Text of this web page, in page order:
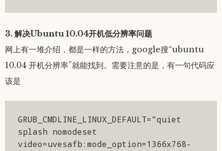
3. 解决Ubuntu 10.04开机低分辨率问题
网上有一堆介绍，都是一样的方法，google搜“ubuntu
10.04 开机分辨率”就能找到。需要注意的是，有一句代码应
该是
GRUB_CMDLINE_LINUX_DEFAULT="quiet
splash nomodeset
video=uvesafb:mode_option=1366x768-